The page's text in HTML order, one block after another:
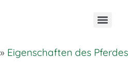
» Eigenschaften des Pferdes